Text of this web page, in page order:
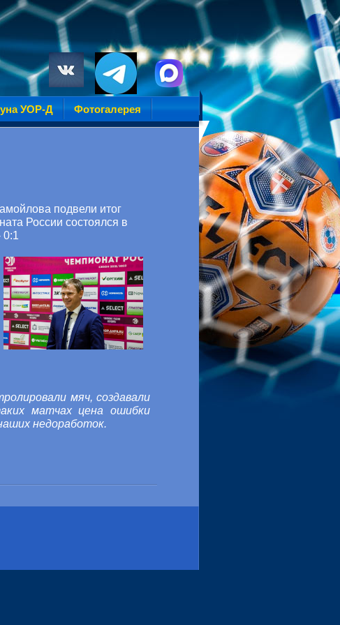
УОР-Д Фотогалерея
подвели итог
России состоялся в
0:1
мяч, создавали
матчах цена ошибки
недоработок.